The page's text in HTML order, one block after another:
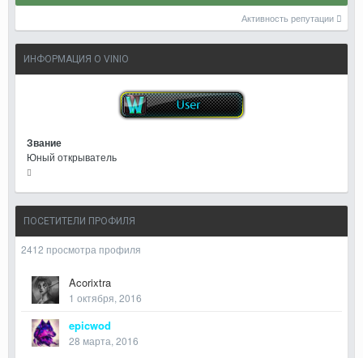
Активность репутации
ИНФОРМАЦИЯ О VINIO
Звание
Юный открыватель
ПОСЕТИТЕЛИ ПРОФИЛЯ
2412 просмотра профиля
Acorixtra
1 октября, 2016
epicwod
28 марта, 2016